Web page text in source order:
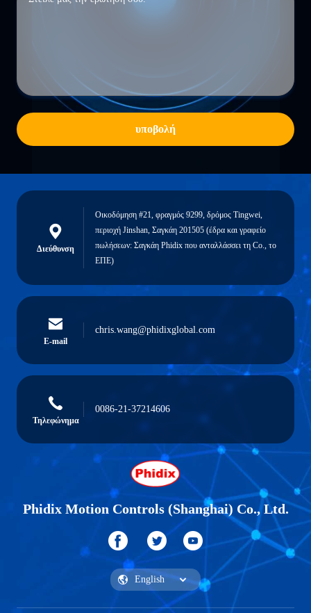
υποβολή
Διεύθυνση
Οικοδόμηση #21, φραγμός 9299, δρόμος Tingwei,
περιοχή Jinshan, Σαγκάη 201505 (έδρα και γραφείο
πωλήσεων: Σαγκάη Phidix που ανταλλάσσει τη Co., το
ΕΠΕ)
E-mail
chris.wang@phidixglobal.com
Τηλεφώνημα
0086-21-37214606
Phidix Motion Controls (Shanghai) Co., Ltd.